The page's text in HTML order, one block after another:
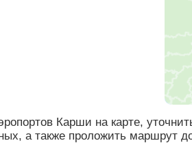
Карши на карте,
а также проложить маршрут